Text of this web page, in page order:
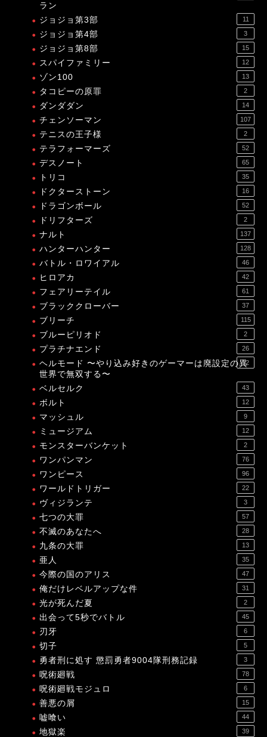
ラン
ジョジョ第3部 11
ジョジョ第4部 3
ジョジョ第8部 15
スパイファミリー 12
ゾン100 13
タコピーの原罪 2
ダンダダン 14
チェンソーマン 107
テニスの王子様 2
テラフォーマーズ 52
デスノート 65
トリコ 35
ドクターストーン 16
ドラゴンボール 52
ドリフターズ 2
ナルト 137
ハンターハンター 128
バトル・ロワイアル 46
ヒロアカ 42
フェアリーテイル 61
ブラッククローバー 37
ブリーチ 115
ブルーピリオド 2
プラチナエンド 26
ヘルモード 〜やり込み好きのゲーマーは廃設定の異
世界で無双する〜
12
ベルセルク 43
ボルト 12
マッシュル 9
ミュージアム 12
モンスターバンケット 2
ワンパンマン 76
ワンピース 96
ワールドトリガー 22
ヴィジランテ 3
七つの大罪 57
不滅のあなたへ 28
九条の大罪 13
亜人 35
今際の国のアリス 47
俺だけレベルアップな件 31
光が死んだ夏 2
出会って5秒でバトル 45
刃牙 6
切子 5
勇者刑に処す 懲罰勇者9004隊刑務記録 3
呪術廻戦 78
呪術廻戦モジュロ 6
善悪の屑 15
嘘喰い 44
地獄楽 39